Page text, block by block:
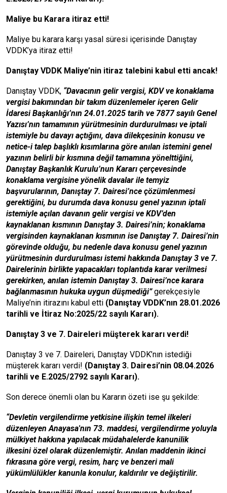
Maliye bu Karara itiraz etti!
Maliye bu karara karşı yasal süresi içerisinde Danıştay
VDDK’ya itiraz etti!
Danıştay VDDK Maliye’nin itiraz talebini kabul etti ancak!
Danıştay VDDK, “Davacının gelir vergisi, KDV ve konaklama
vergisi bakımından bir takım düzenlemeler içeren Gelir
İdaresi Başkanlığı’nın 24.01.2025 tarih ve 7877 sayılı Genel
Yazısı’nın tamamının yürütmesinin durdurulması ve iptali
istemiyle bu davayı açtığını, dava dilekçesinin konusu ve
netice-i talep başlıklı kısımlarına göre anılan istemini genel
yazının belirli bir kısmına değil tamamına yönelttiğini,
Danıştay Başkanlık Kurulu’nun Kararı çerçevesinde
konaklama vergisine yönelik davalar ile temyiz
başvurularının, Danıştay 7. Dairesi’nce çözümlenmesi
gerektiğini, bu durumda dava konusu genel yazının iptali
istemiyle açılan davanın gelir vergisi ve KDV’den
kaynaklanan kısmının Danıştay 3. Dairesi’nin; konaklama
vergisinden kaynaklanan kısmının ise Danıştay 7. Dairesi’nin
görevinde olduğu, bu nedenle dava konusu genel yazının
yürütmesinin durdurulması istemi hakkında Danıştay 3 ve 7.
Dairelerinin birlikte yapacakları toplantıda karar verilmesi
gerekirken, anılan istemin Danıştay 3. Dairesi’nce karara
bağlanmasının hukuka uygun düşmediği”gerekçesiyle
Maliye’nin itirazını kabul etti (Danıştay VDDK’nın 28.01.2026
tarihli ve İtiraz No:2025/22 sayılı Kararı).
Danıştay 3 ve 7. Daireleri müşterek kararı verdi!
Danıştay 3 ve 7. Daireleri, Danıştay VDDK’nın istediği
müşterek kararı verdi! (Danıştay 3. Dairesi’nin 08.04.2026
tarihli ve E.2025/2792 sayılı Kararı).
Son derece önemli olan bu Kararın özeti ise şu şekilde:
“Devletin vergilendirme yetkisine ilişkin temel ilkeleri
düzenleyen Anayasa'nın 73. maddesi, vergilendirme yoluyla
mülkiyet hakkına yapılacak müdahalelerde kanunilik
ilkesiniözel olarak düzenlemiştir. Anılan maddenin ikinci
fıkrasına göre vergi, resim, harç ve benzeri mali
yükümlülükler kanunla konulur, kaldırılır ve değiştirilir.